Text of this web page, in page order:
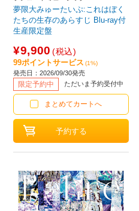
夢限大みゅーたいぷ:これはぼく
たちの生存のあらすじ Blu-ray付
生産限定盤
¥9,900 (税込)
99ポイントサービス (1%)
発売日：2026/09/30発売
限定予約中 ただいま予約受付中
まとめてカートへ